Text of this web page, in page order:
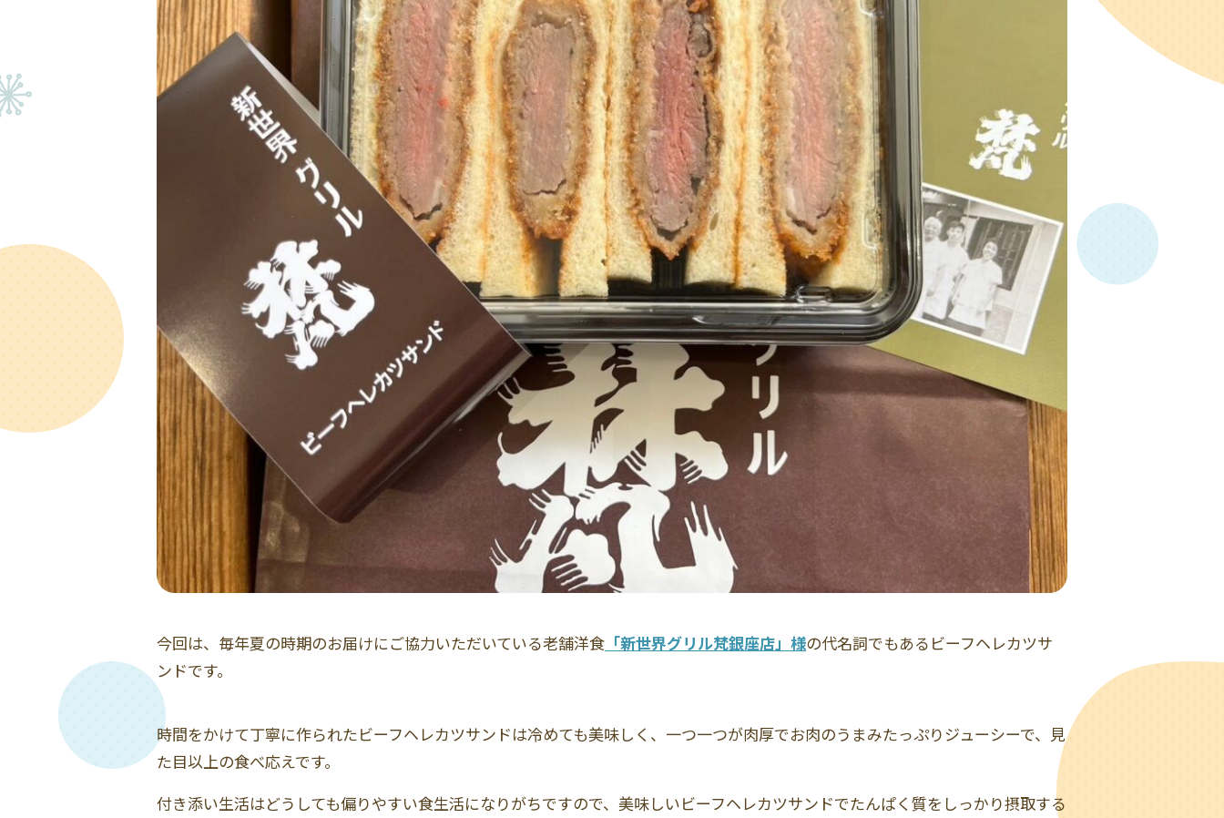
今回は、毎年夏の時期のお届けにご協力いただいている老舗洋食 「新世界グリル梵銀座店」様の代名詞でもあるビーフヘレカツサ
ンドです。
時間をかけて丁寧に作られたビーフヘレカツサンドは冷めても美味しく、一つ一つが肉厚でお肉のうまみたっぷりジューシーで、見
た目以上の食べ応えです。
付き添い生活はどうしても偏りやすい食生活になりがちですので、美味しいビーフヘレカツサンドでたんぱく質をしっかり摂取する